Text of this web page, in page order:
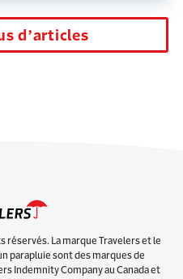
d’articles
réservés. La marque Travelers et le
parapluie sont des marques de
Indemnity Company au Canada et